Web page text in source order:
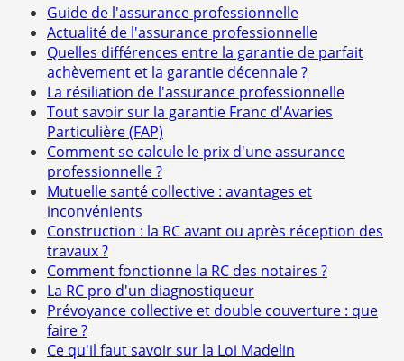
Guide de l'assurance professionnelle
Actualité de l'assurance professionnelle
Quelles différences entre la garantie de parfait
achèvement et la garantie décennale ?
La résiliation de l'assurance professionnelle
Tout savoir sur la garantie Franc d'Avaries
Particulière (FAP)
Comment se calcule le prix d'une assurance
professionnelle ?
Mutuelle santé collective : avantages et
inconvénients
Construction : la RC avant ou après réception des
travaux ?
Comment fonctionne la RC des notaires ?
La RC pro d'un diagnostiqueur
Prévoyance collective et double couverture : que
faire ?
Ce qu'il faut savoir sur la Loi Madelin